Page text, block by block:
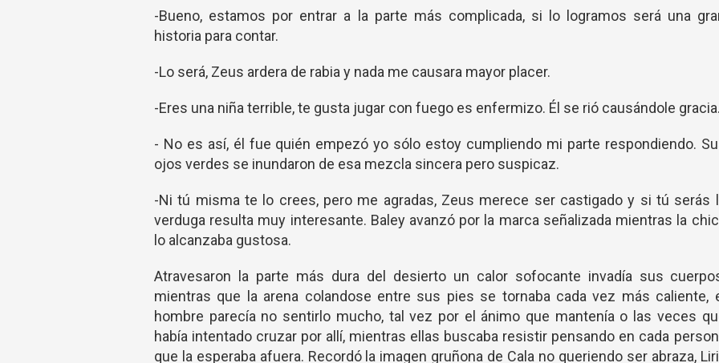
-Bueno, estamos por entrar a la parte más complicada, si lo logramos será una
historia para contar.
-Lo será, Zeus ardera de rabia y nada me causara mayor placer.
-Eres una niña terrible, te gusta jugar con fuego es enfermizo. Él se rió causándole gracia.
- No es así, él fue quién empezó yo sólo estoy cumpliendo mi parte respondiendo.
ojos verdes se inundaron de esa mezcla sincera pero suspicaz.
-Ni tú misma te lo crees, pero me agradas, Zeus merece ser castigado y si tú serás
verduga resulta muy interesante. Baley avanzó por la marca señalizada mientras la
lo alcanzaba gustosa.
Atravesaron la parte más dura del desierto un calor sofocante invadía sus
mientras que la arena colandose entre sus pies se tornaba cada vez más caliente,
hombre parecía no sentirlo mucho, tal vez por el ánimo que mantenía o las veces
había intentado cruzar por allí, mientras ellas buscaba resistir pensando en cada
que la esperaba afuera. Recordó la imagen gruñona de Cala no queriendo ser abraza,